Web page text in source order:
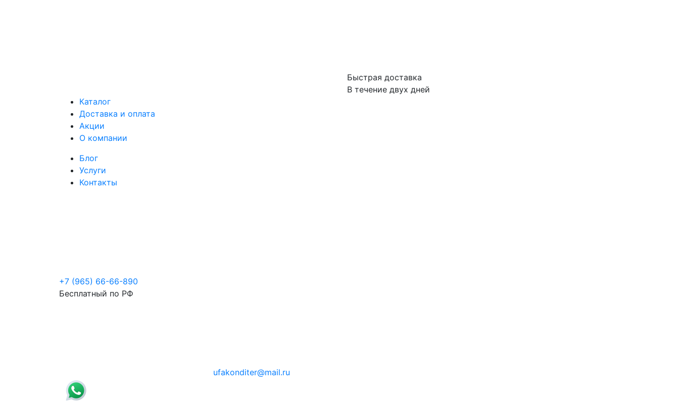
Быстрая доставка
В течение двух дней
Каталог
Доставка и оплата
Акции
О компании
Блог
Услуги
Контакты
+7 (965) 66-66-890
Бесплатный по РФ
ufakonditer@mail.ru